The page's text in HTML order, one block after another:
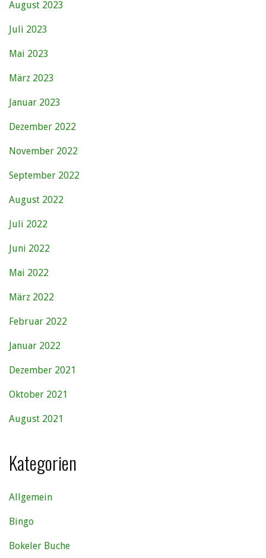
August 2023
Juli 2023
Mai 2023
März 2023
Januar 2023
Dezember 2022
November 2022
September 2022
August 2022
Juli 2022
Juni 2022
Mai 2022
März 2022
Februar 2022
Januar 2022
Dezember 2021
Oktober 2021
August 2021
Kategorien
Allgemein
Bingo
Bokeler Buche